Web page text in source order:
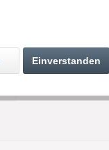
Einverstanden